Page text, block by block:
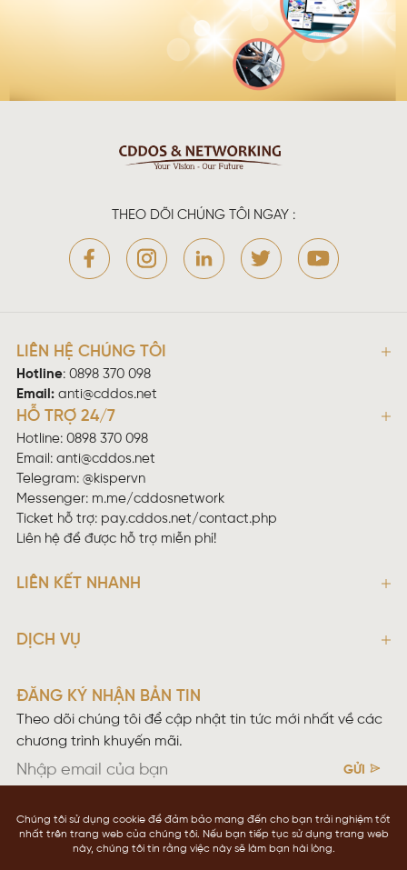
THEO DÕI CHÚNG TÔI NGAY :
LIÊN HỆ CHÚNG TÔI
Hotline: 0898 370 098
Email: anti@cddos.net
HỖ TRỢ 24/7
Hotline: 0898 370 098
Email: anti@cddos.net
Telegram: @kispervn
Messenger: m.me/cddosnetwork
Ticket hỗ trợ: pay.cddos.net/contact.php
Liên hệ để được hỗ trợ miễn phí!
LIÊN KẾT NHANH
DỊCH VỤ
ĐĂNG KÝ NHẬN BẢN TIN
Theo dõi chúng tôi để cập nhật tin tức mới nhất về các
chương trình khuyến mãi.
GỬI
Điều khoản sử dụng
Chính sách bảo mật